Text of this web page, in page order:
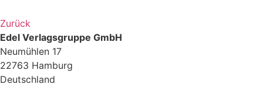
Zurück
Edel Verlagsgruppe GmbH
Neumühlen 17
22763 Hamburg
Deutschland